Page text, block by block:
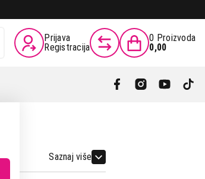
Prijava
Registracija
0 Proizvoda
0,00
Saznaj više